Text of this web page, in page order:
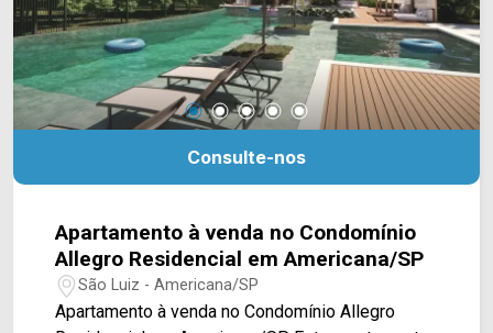
hospitais e Sam`s Club. Entre em contato com a
equipe da Arbix Imóveis e agende a sua visita!!
WhatsApp e Telefone: (19) 3475-4546 ARBIX
IMÓVEIS - Presente em cada mudança!
Consulte-nos
Apartamento à venda no Condomínio
Allegro Residencial em Americana/SP
São Luiz - Americana/SP
Apartamento à venda no Condomínio Allegro